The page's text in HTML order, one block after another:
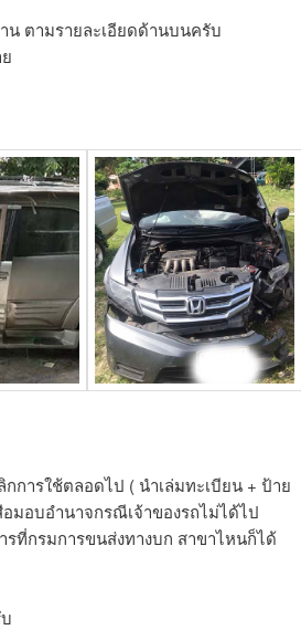
น ตามรายละเอียดด้านบนครับ
การใช้ตลอดไป ( นำเล่มทะเบียน + ป้าย
มอบอำนาจกรณีเจ้าของรถไม่ได้ไป
รที่กรมการขนส่งทางบก สาขาไหนก็ได้